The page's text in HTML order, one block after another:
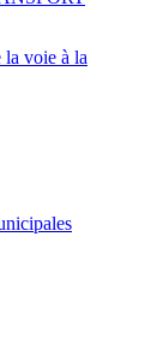
voie à la